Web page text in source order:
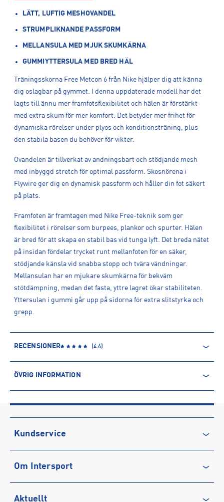
LÄTT, LUFTIG MESHOVANDEL
STRUMPLIKNANDE PASSFORM
MELLANSULA MED MJUK SKUMKÄRNA
GUMMIYTTERSULA MED BRED HÄL
Träningsskorna Free Metcon 6 från Nike hjälper dig att känna
dig oslagbar på gymmet. I denna uppdaterade modell har det
lagts till ännu mer framfotsflexibilitet och hälen är förstärkt
med extra skum för mer komfort. Det betyder mer frihet för
dynamiska rörelser under plyos och konditionsträning, plus
den stabila basen du behöver för vikter.
Ovandelen är tillverkat av andningsbart och stödjande mesh
med inbyggd stretch för optimal passform. Skosnörena i
Flywire ger dig en dynamisk passform och håller din fot säkert
på plats.
Framfoten är framtagen med Nike Free-teknik som ger
flexibilitet i rörelser som burpees, plankor och spurter. Hälen
är bred för att skapa en stabil bas vid tunga lyft. Det breda nätet
på insidan fördelar trycket runt mellanfoten för en säker,
stödjande känsla vid snabba stopp och tvära vändningar.
Mellansulan har en mjukare skumkärna för bekväm
stötdämpning, medan det fasta, yttre lagret ökar stabiliteten.
Yttersulan i gummi går upp på sidorna för extra slitstyrka och
grepp.
RECENSIONER (4.6)
ÖVRIG INFORMATION
Produktnummer: 1575900
Leverantörens produktnummer: FJ7126
Artikelnummer: 157590001-BLACK/WHITE
Tillverkaradress
Kontakt tillverkare: Product.Safety.EMEA@nike.com
Kundservice
Vanliga frågor & svar
Om Intersport
Aktuellt